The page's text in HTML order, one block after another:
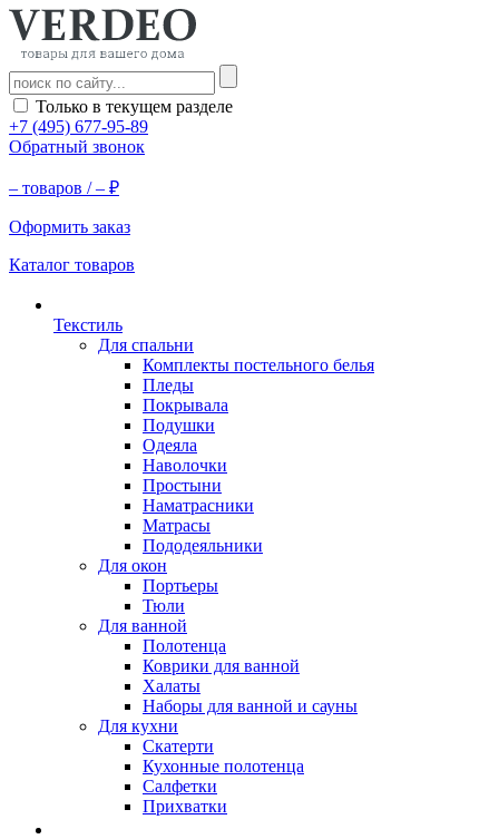
Только в текущем разделе
+7 (495) 677-95-89
Обратный звонок
– товаров /– ₽
Оформить заказ
Каталог товаров
Текстиль
Для спальни
Комплекты постельного белья
Пледы
Покрывала
Подушки
Одеяла
Наволочки
Простыни
Наматрасники
Матрасы
Пододеяльники
Для окон
Портьеры
Тюли
Для ванной
Полотенца
Коврики для ванной
Халаты
Наборы для ванной и сауны
Для кухни
Скатерти
Кухонные полотенца
Салфетки
Прихватки